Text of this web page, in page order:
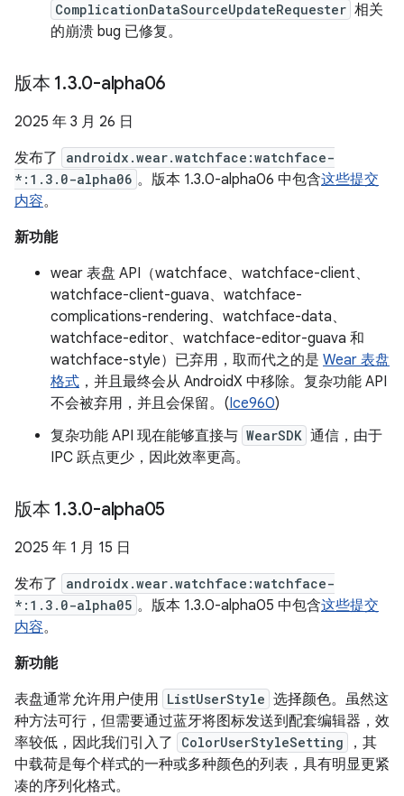
ComplicationDataSourceUpdateRequester 相关
的崩溃 bug 已修复。
版本 1.3.0-alpha06
2025 年 3 月 26 日
发布了
androidx.wear.watchface:watchface-
*:1.3.0-alpha06 。版本 1.3.0-alpha06 中包含这些提交
内容。
新功能
wear 表盘 API（watchface、watchface-client、
watchface-client-guava、watchface-
complications-rendering、watchface-data、
watchface-editor、watchface-editor-guava 和
watchface-style）已弃用，取而代之的是 Wear 表盘
格式 ，并且最终会从 AndroidX 中移除。复杂功能 API
不会被弃用，并且会保留。(Ice960)
复杂功能 API 现在能够直接与 WearSDK 通信，由于
IPC 跃点更少，因此效率更高。
版本 1.3.0-alpha05
2025 年 1 月 15 日
发布了
androidx.wear.watchface:watchface-
*:1.3.0-alpha05 。版本 1.3.0-alpha05 中包含这些提交
内容。
新功能
表盘通常允许用户使用 ListUserStyle 选择颜色。虽然这
种方法可行，但需要通过蓝牙将图标发送到配套编辑器，效
率较低，因此我们引入了
ColorUserStyleSetting
，其
中载荷是每个样式的一种或多种颜色的列表，具有明显更紧
凑的序列化格式。